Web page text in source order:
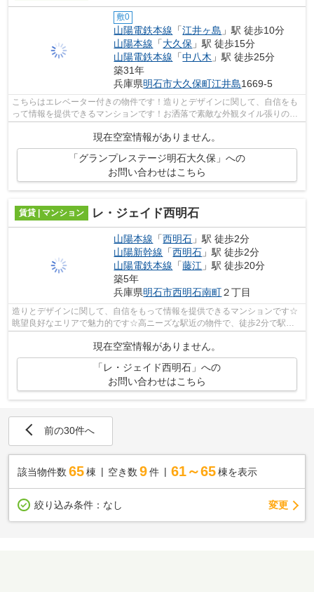
敷0
山陽電鉄本線 「江井ヶ島 」駅 徒歩10分
山陽本線 「大久保 」駅 徒歩15分
山陽電鉄本線 「中八木 」駅 徒歩25分
築31年
兵庫県明石市大久保町江井島1669-5
こちらはエレベーター付きの物件です！造りとデザインに関して、自信をも
って情報を提供できるマンションです！お洒落で素敵な外観タイル張りのマ
現在空室情報がありません。
「グランプレステージ明石大久保」への
お問い合わせはこちら
賃貸 | マンション レ・ジェイド西明石
山陽本線 「西明石 」駅 徒歩2分
山陽新幹線 「西明石 」駅 徒歩2分
山陽電鉄本線 「藤江 」駅 徒歩20分
築5年
兵庫県明石市西明石南町２丁目
造りとデザインに関して、自信をもって情報を提供できるマンションです☆
眺望良好なエリアで魅力的です☆高ニーズな駅近の物件で、徒歩2分で駅に
現在空室情報がありません。
「レ・ジェイド西明石」への
お問い合わせはこちら
前の30件へ
該当物件数 65棟 空き数 9 件 61～65 棟を表示
絞り込み条件： なし 変更